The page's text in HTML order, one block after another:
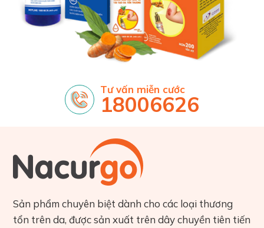
Tư vấn miễn cước
18006626
Sản phẩm chuyên biệt dành cho các loại thương
tổn trên da, được sản xuất trên dây chuyền tiên tiến